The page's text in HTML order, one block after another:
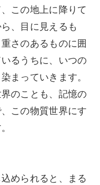
この地上に降りて
、目に見えるも
さのあるものに囲
るうちに、いつの
まっていきます。
のことも、記憶の
この物質世界にす
められると、まる